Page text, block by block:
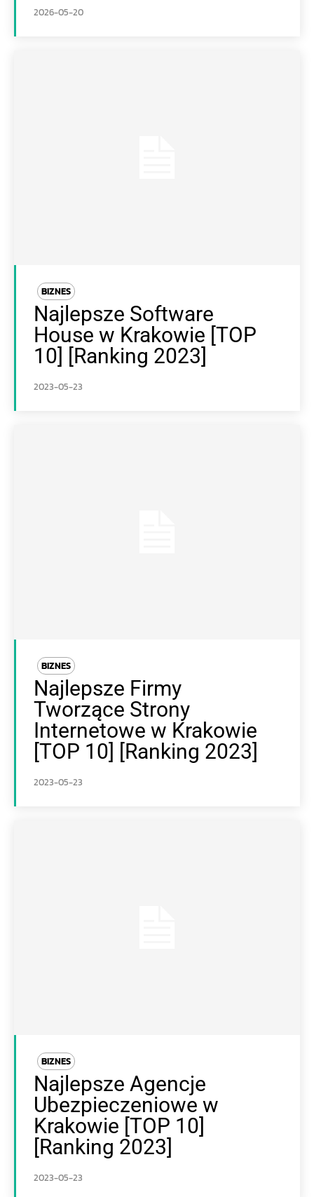
2026-05-20
BIZNES
Najlepsze Software
House w Krakowie [TOP
10] [Ranking 2023]
2023-05-23
BIZNES
Najlepsze Firmy
Tworzące Strony
Internetowe w Krakowie
[TOP 10] [Ranking 2023]
2023-05-23
BIZNES
Najlepsze Agencje
Ubezpieczeniowe w
Krakowie [TOP 10]
[Ranking 2023]
2023-05-23